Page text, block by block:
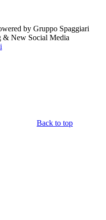
by Gruppo Spaggiari
& New Social Media
Back to top